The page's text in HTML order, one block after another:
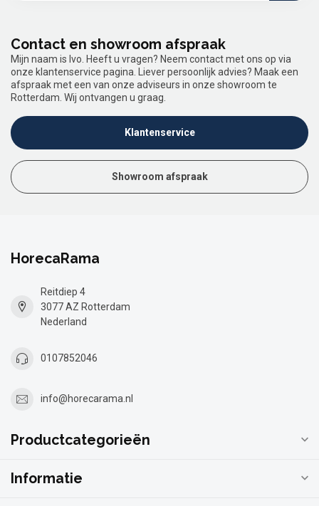
Contact en showroom afspraak
Mijn naam is Ivo. Heeft u vragen? Neem contact met ons op via
onze klantenservice pagina. Liever persoonlijk advies? Maak een
afspraak met een van onze adviseurs in onze showroom te
Rotterdam. Wij ontvangen u graag.
Klantenservice
Showroom afspraak
HorecaRama
Reitdiep 4
3077 AZ Rotterdam
Nederland
0107852046
info@horecarama.nl
Productcategorieën
Informatie